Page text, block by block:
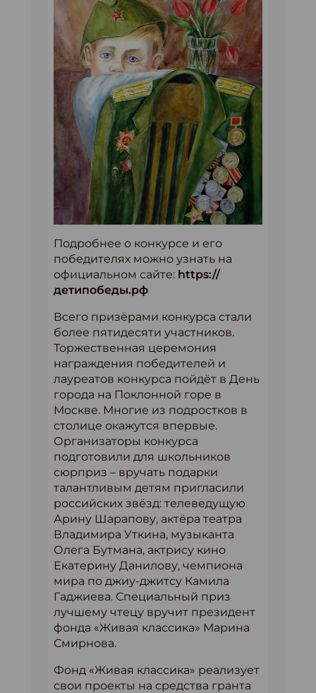
Подробнее о конкурсе и его
победителях можно узнать на
официальном сайте: https://
детипобеды.рф
Всего призёрами конкурса стали
более пятидесяти участников.
Торжественная церемония
награждения победителей и
лауреатов конкурса пойдёт в День
города на Поклонной горе в
Москве. Многие из подростков в
столице окажутся впервые.
Организаторы конкурса
подготовили для школьников
сюрприз – вручать подарки
талантливым детям пригласили
российских звёзд: телеведущую
Арину Шарапову, актёра театра
Владимира Уткина, музыканта
Олега Бутмана, актрису кино
Екатерину Данилову, чемпиона
мира по джиу-джитсу Камила
Гаджиева. Специальный приз
лучшему чтецу вручит президент
фонда «Живая классика» Марина
Смирнова.
Фонд «Живая классика» реализует
свои проекты на средства гранта